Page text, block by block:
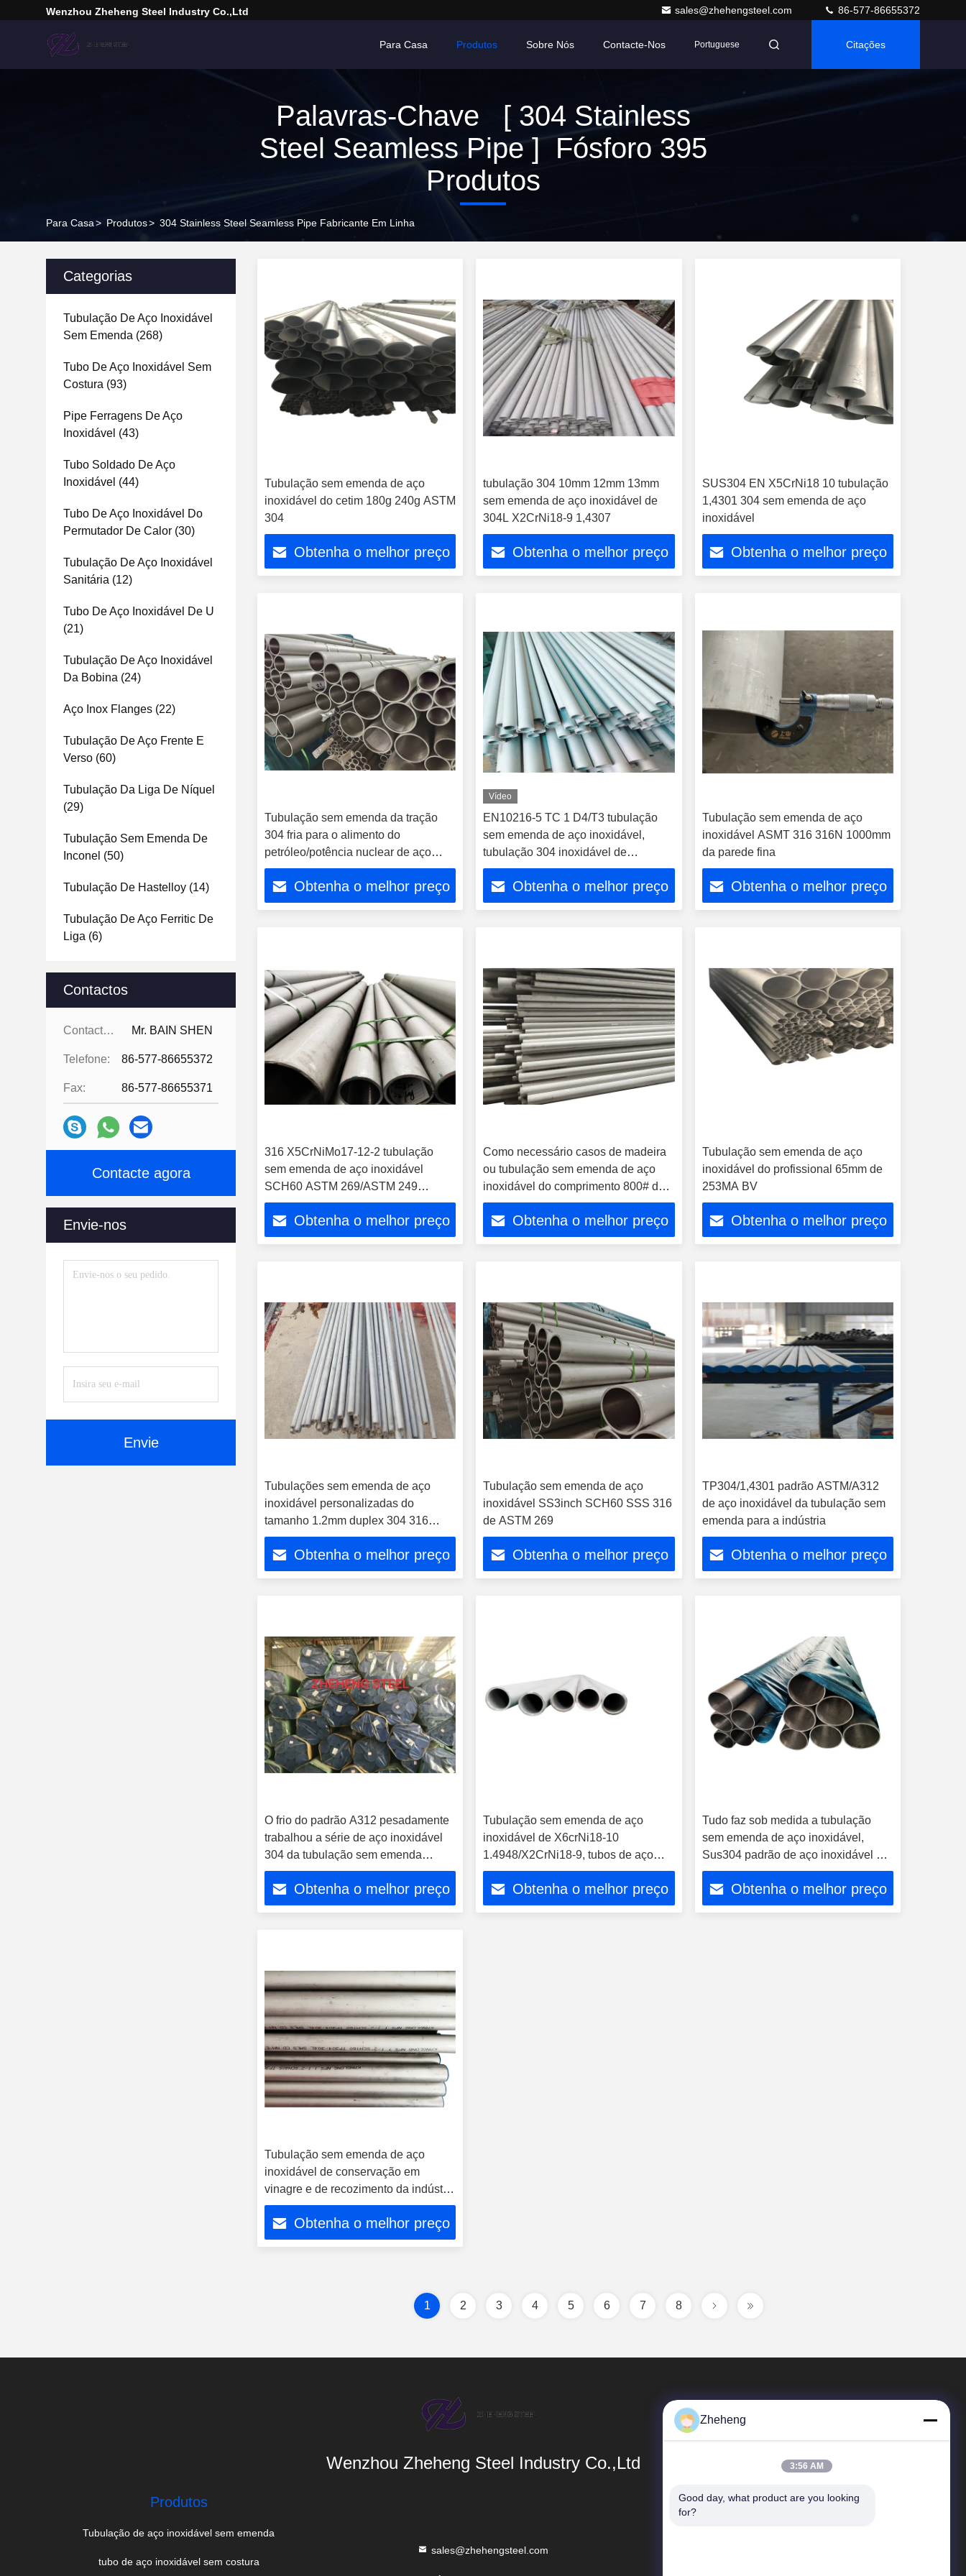
Wenzhou Zheheng Steel Industry Co.,Ltd sales@zhehengsteel.com 86-577-86655372
Para Casa Produtos Sobre Nós Contacte-Nos Portuguese Citações
Palavras-Chave [ 304 Stainless
Steel Seamless Pipe ] Fósforo 395
Produtos
Para Casa> Produtos> 304 Stainless Steel Seamless Pipe Fabricante Em Linha
Categorias
Tubulação De Aço Inoxidável
Sem Emenda (268)
Tubo De Aço Inoxidável Sem
Costura (93)
Pipe Ferragens De Aço
Inoxidável (43)
Tubo Soldado De Aço
Inoxidável (44)
Tubo De Aço Inoxidável Do
Permutador De Calor (30)
Tubulação De Aço Inoxidável
Sanitária (12)
Tubo De Aço Inoxidável De U
(21)
Tubulação De Aço Inoxidável
Da Bobina (24)
Aço Inox Flanges (22)
Tubulação De Aço Frente E
Verso (60)
Tubulação Da Liga De Níquel
(29)
Tubulação Sem Emenda De
Inconel (50)
Tubulação De Hastelloy (14)
Tubulação De Aço Ferritic De
Liga (6)
Contactos
Contactos: Mr. BAIN SHEN
Telefone: 86-577-86655372
Fax: 86-577-86655371
Contacte agora
Envie-nos
Envie
Tubulação sem emenda de aço
inoxidável do cetim 180g 240g ASTM
304
Obtenha o melhor preço
tubulação 304 10mm 12mm 13mm
sem emenda de aço inoxidável de
304L X2CrNi18-9 1,4307
Obtenha o melhor preço
SUS304 EN X5CrNi18 10 tubulação
1,4301 304 sem emenda de aço
inoxidável
Obtenha o melhor preço
Tubulação sem emenda da tração
304 fria para o alimento do
petróleo/potência nuclear de aço
inoxidável
Obtenha o melhor preço
Vídeo
EN10216-5 TC 1 D4/T3 tubulação
sem emenda de aço inoxidável,
tubulação 304 inoxidável de
recozimento
Obtenha o melhor preço
Tubulação sem emenda de aço
inoxidável ASMT 316 316N 1000mm
da parede fina
Obtenha o melhor preço
316 X5CrNiMo17-12-2 tubulação
sem emenda de aço inoxidável
SCH60 ASTM 269/ASTM 249
11.8m/12m
Obtenha o melhor preço
Como necessário casos de madeira
ou tubulação sem emenda de aço
inoxidável do comprimento 800# das
páletes ASTM 7m
Obtenha o melhor preço
Tubulação sem emenda de aço
inoxidável do profissional 65mm de
253MA BV
Obtenha o melhor preço
Tubulações sem emenda de aço
inoxidável personalizadas do
tamanho 1.2mm duplex 304 316
super
Obtenha o melhor preço
Tubulação sem emenda de aço
inoxidável SS3inch SCH60 SSS 316
de ASTM 269
Obtenha o melhor preço
TP304/1,4301 padrão ASTM/A312
de aço inoxidável da tubulação sem
emenda para a indústria
Obtenha o melhor preço
O frio do padrão A312 pesadamente
trabalhou a série de aço inoxidável
304 da tubulação sem emenda
300/316L
Obtenha o melhor preço
Tubulação sem emenda de aço
inoxidável de X6crNi18-10
1.4948/X2CrNi18-9, tubos de aço
estirados a frio
Obtenha o melhor preço
Tudo faz sob medida a tubulação
sem emenda de aço inoxidável,
Sus304 padrão de aço inoxidável da
tubulação JIS
Obtenha o melhor preço
Tubulação sem emenda de aço
inoxidável de conservação em
vinagre e de recozimento da indústria
de ASTM para o comprimento feito
sob encomenda
Obtenha o melhor preço
1 2 3 4 5 6 7 8
Wenzhou Zheheng Steel Industry Co.,Ltd
Produtos
Tubulação de aço inoxidável sem emenda
tubo de aço inoxidável sem costura
sales@zhehengsteel.com
Relações Rápidas
Zheheng
3:56 AM
Good day, what product are you looking
for?